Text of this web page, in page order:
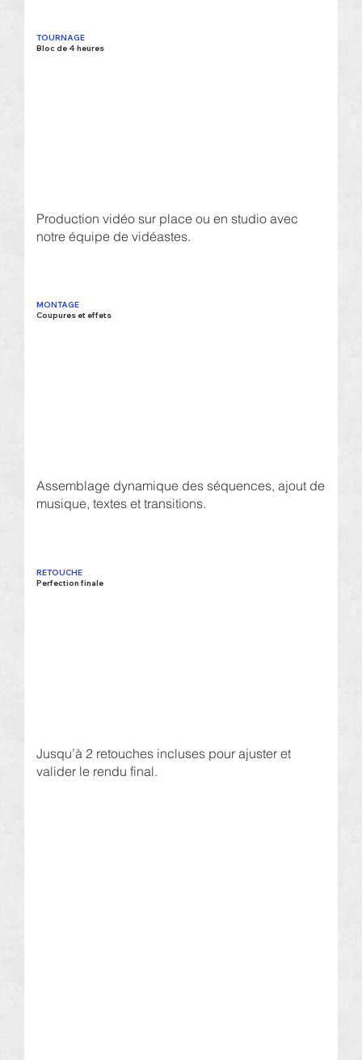
TOURNAGE
Bloc de 4 heures
Production vidéo sur place ou en studio avec
notre équipe de vidéastes.
MONTAGE
Coupures et effets
Assemblage dynamique des séquences, ajout de
musique, textes et transitions.
RETOUCHE
Perfection finale
Jusqu’à 2 retouches incluses pour ajuster et
valider le rendu final.